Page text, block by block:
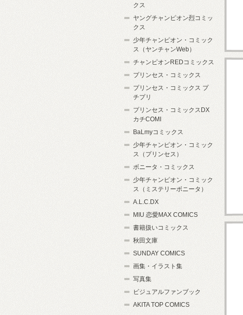
クス
ヤングチャンピオン烈コミッ
クス
少年チャンピオン・コミック
ス（ヤンチャンWeb）
チャンピオンREDコミックス
プリンセス・コミックス
プリンセス・コミックス プ
チプリ
プリンセス・コミックスDX
カチCOMI
BaLmyコミックス
少年チャンピオン・コミック
ス（プリンセス）
ボニータ・コミックス
少年チャンピオン・コミック
ス（ミステリーボニータ）
A.L.C.DX
MIU 恋愛MAX COMICS
書籍扱いコミックス
秋田文庫
SUNDAY COMICS
画集・イラスト集
写真集
ビジュアルファンブック
AKITA TOP COMICS